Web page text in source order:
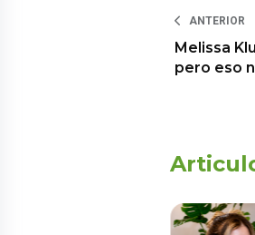
ANTERIOR
Melissa
pero eso